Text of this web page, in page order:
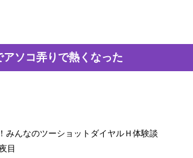
ソコ弄りで熱くなった
みんなのツーショットダイヤルＨ体験談
目